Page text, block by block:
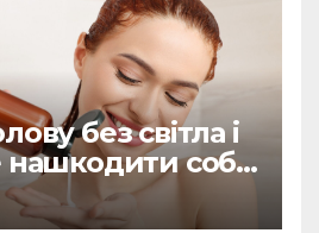
без світла і
собі: